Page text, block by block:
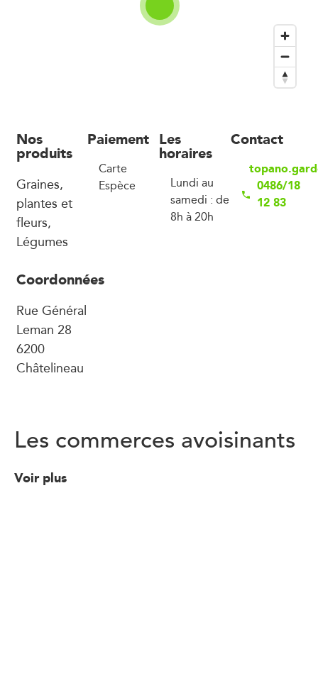
Nos
produits
Graines,
plantes et
fleurs,
Légumes
Paiement
Carte
Espèce
Les
horaires
Lundi au
samedi : de
8h à 20h
Contact
0486/18
12 83
Coordonnées
Rue Général
Leman 28
6200
Châtelineau
Les commerces avoisinants
Voir plus